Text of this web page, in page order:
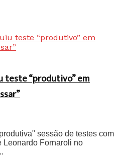
teste “produtivo” em
sessão de testes com
Leonardo Fornaroli no